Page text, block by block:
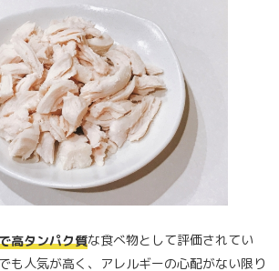
高タンパク質な食べ物として評価されてい
も人気が高く、アレルギーの心配がない限り